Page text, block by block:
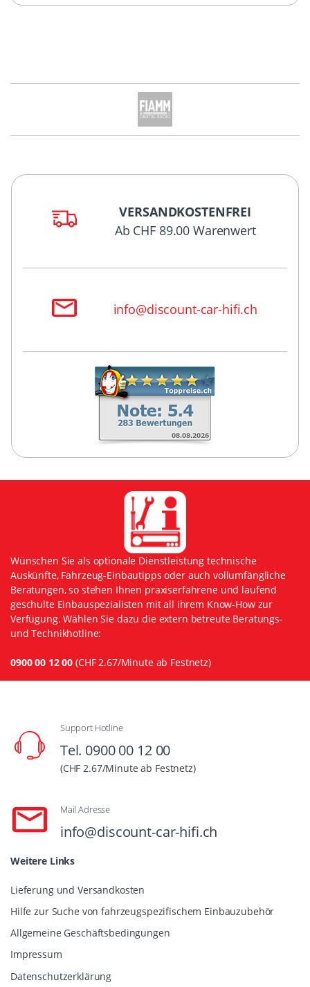
VERSANDKOSTENFREI
Ab CHF 89.00 Warenwert
info@discount-car-hifi.ch
Wünschen Sie als optionale Dienstleistung technische
Auskünfte, Fahrzeug-Einbautipps oder auch vollumfängliche
Beratungen, so stehen Ihnen praxiserfahrene und laufend
geschulte Einbauspezialisten mit all ihrem Know-How zur
Verfügung. Wählen Sie dazu die extern betreute Beratungs-
und Technikhotline:
0900 00 12 00 (CHF 2.67/Minute ab Festnetz)
Support Hotline
Tel. 0900 00 12 00
(CHF 2.67/Minute ab Festnetz)
Mail Adresse
info@discount-car-hifi.ch
Weitere Links
Lieferung und Versandkosten
Hilfe zur Suche von fahrzeugspezifischem Einbauzubehör
Allgemeine Geschäftsbedingungen
Impressum
Datenschutzerklärung